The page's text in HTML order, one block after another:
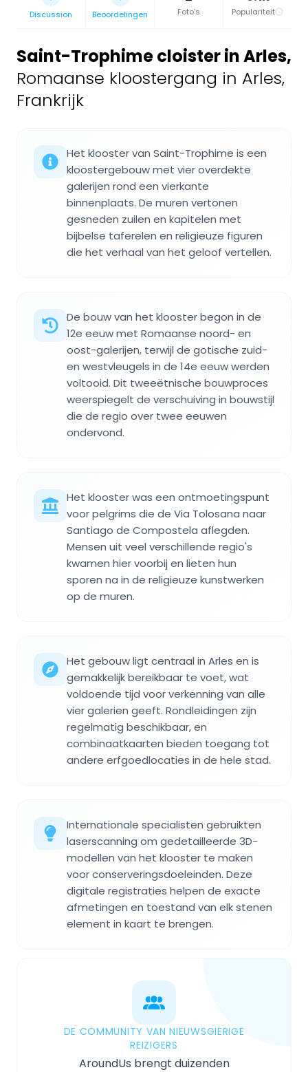
Discussion Beoordelingen Foto's Populariteit
Saint-Trophime cloister in Arles,
Romaanse kloostergang in Arles,
Frankrijk
Het klooster van Saint-Trophime is een
kloostergebouw met vier overdekte
galerijen rond een vierkante
binnenplaats. De muren vertonen
gesneden zuilen en kapitelen met
bijbelse taferelen en religieuze figuren
die het verhaal van het geloof vertellen.
De bouw van het klooster begon in de
12e eeuw met Romaanse noord- en
oost-galerijen, terwijl de gotische zuid-
en westvleugels in de 14e eeuw werden
voltooid. Dit tweeëtnische bouwproces
weerspiegelt de verschuiving in bouwstijl
die de regio over twee eeuwen
ondervond.
Het klooster was een ontmoetingspunt
voor pelgrims die de Via Tolosana naar
Santiago de Compostela aflegden.
Mensen uit veel verschillende regio's
kwamen hier voorbij en lieten hun
sporen na in de religieuze kunstwerken
op de muren.
Het gebouw ligt centraal in Arles en is
gemakkelijk bereikbaar te voet, wat
voldoende tijd voor verkenning van alle
vier galerien geeft. Rondleidingen zijn
regelmatig beschikbaar, en
combinaatkaarten bieden toegang tot
andere erfgoedlocaties in de hele stad.
Internationale specialisten gebruikten
laserscanning om gedetailleerde 3D-
modellen van het klooster te maken
voor conserveringsdoeleinden. Deze
digitale registraties helpen de exacte
afmetingen en toestand van elk stenen
element in kaart te brengen.
DE COMMUNITY VAN NIEUWSGIERIGE
REIZIGERS
AroundUs brengt duizenden